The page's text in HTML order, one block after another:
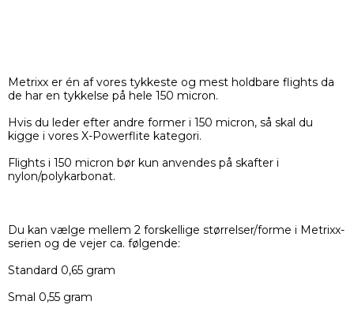
Metrixx er én af vores tykkeste og mest holdbare flights da
de har en tykkelse på hele 150 micron.
Hvis du leder efter andre former i 150 micron, så skal du
kigge i vores X-Powerflite kategori.
Flights i 150 micron bør kun anvendes på skafter i
nylon/polykarbonat.
Du kan vælge mellem 2 forskellige størrelser/forme i Metrixx-
serien og de vejer ca. følgende:
Standard 0,65 gram
Smal 0,55 gram